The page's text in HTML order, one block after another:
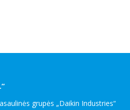
grupės „Daikin Industries“